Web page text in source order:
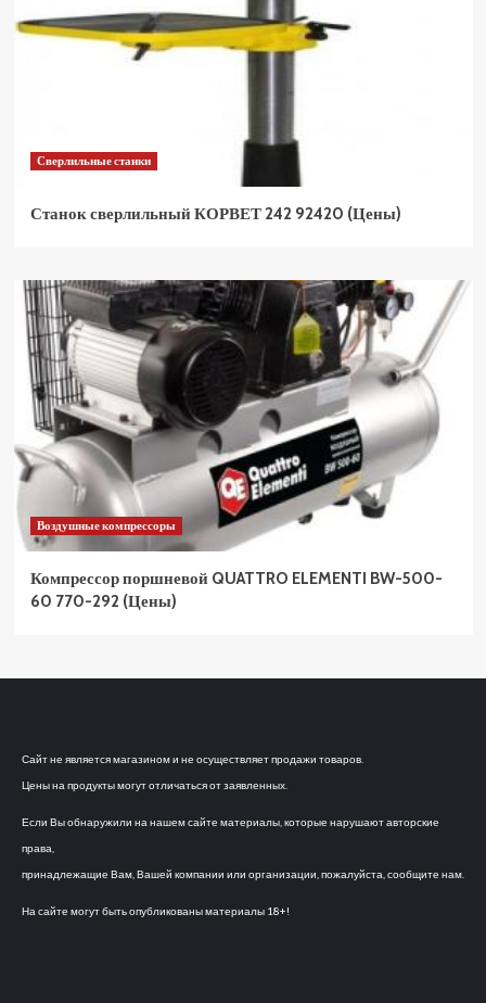
Сверлильные станки
Станок сверлильный КОРВЕТ 242 92420 (Цены)
Воздушные компрессоры
Компрессор поршневой QUATTRO ELEMENTI BW-500-
60 770-292 (Цены)
Сайт не является магазином и не осуществляет продажи товаров.
Цены на продукты могут отличаться от заявленных.
Если Вы обнаружили на нашем сайте материалы, которые нарушают авторские
права,
принадлежащие Вам, Вашей компании или организации, пожалуйста, сообщите нам.
На сайте могут быть опубликованы материалы 18+!